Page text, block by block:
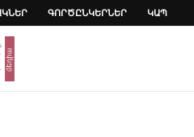
ԳՈՐԾԸՆԿԵՐՆԵՐ ԿԱՊ